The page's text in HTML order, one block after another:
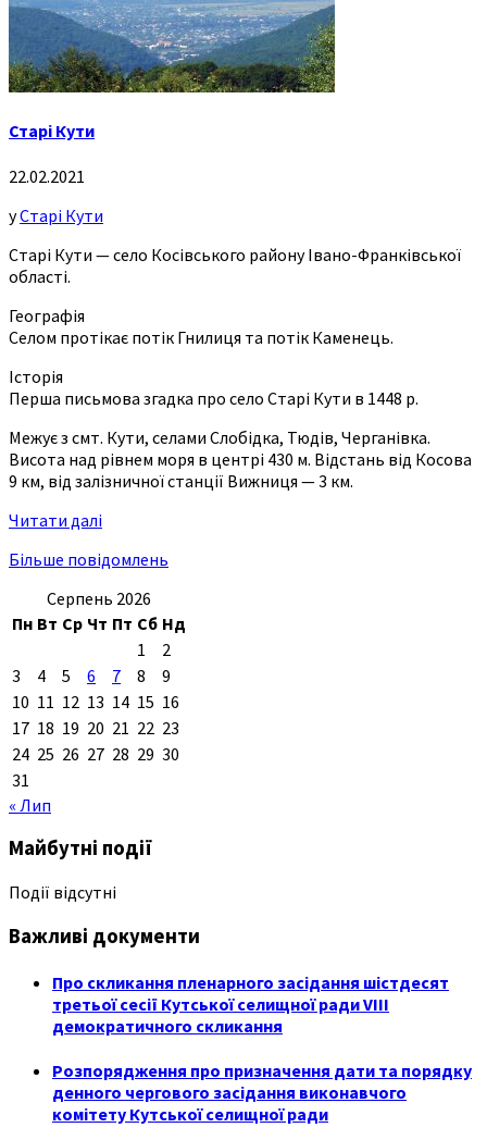
Старі Кути
22.02.2021
уСтарі Кути
Старі Кути — село Косівського району Івано-Франківської
області.
Географія
Селом протікає потік Гнилиця та потік Каменець.
Історія
Перша письмова згадка про село Старі Кути в 1448 р.
Межує з смт. Кути, селами Слобідка, Тюдів, Черганівка.
Висота над рівнем моря в центрі 430 м. Відстань від Косова
9 км, від залізничної станції Вижниця — 3 км.
Читати далі
Більше повідомлень
Серпень 2026
Пн Вт Ср Чт Пт Сб Нд
1
2
3
4 5 6 7 8
9
10 11 12 13 14 15 16
17 18 19 20 21 22 23
24 25 26 27 28 29 30
31
« Лип
Майбутні події
Події відсутні
Важливі документи
Про скликання пленарного засідання шістдесят
третьої сесії Кутської селищної ради VIII
демократичного скликання
Розпорядження про призначення дати та порядку
денного чергового засідання виконавчого
комітету Кутської селищної ради